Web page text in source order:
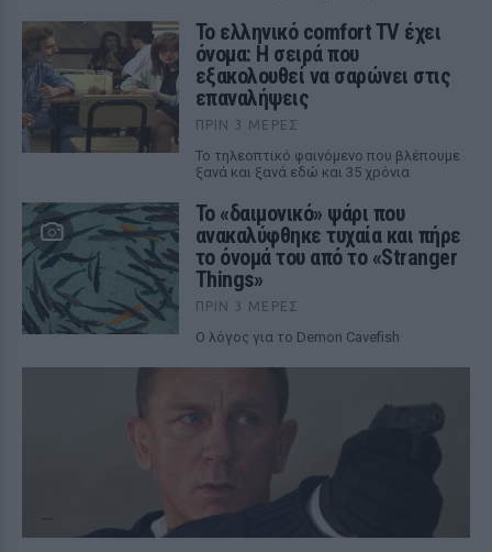
Το ελληνικό comfort TV έχει
όνομα: Η σειρά που
εξακολουθεί να σαρώνει στις
επαναλήψεις
ΠΡΙΝ 3 ΜΈΡΕΣ
Το τηλεοπτικό φαινόμενο που βλέπουμε
ξανά και ξανά εδώ και 35 χρόνια
Το «δαιμονικό» ψάρι που
ανακαλύφθηκε τυχαία και πήρε
το όνομά του από το «Stranger
Things»
ΠΡΙΝ 3 ΜΈΡΕΣ
Ο λόγος για το Demon Cavefish